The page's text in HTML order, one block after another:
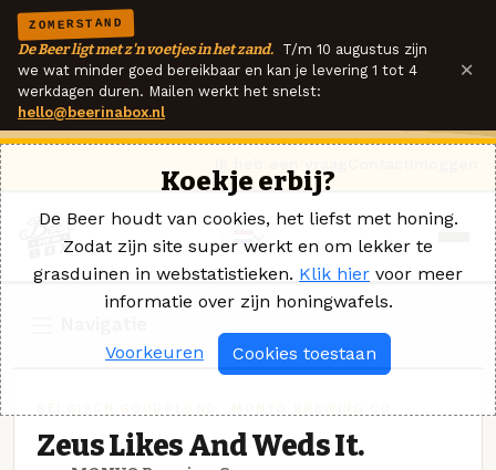
ZOMERSTAND
De Beer ligt met z'n voetjes in het zand. T/m 10 augustus zijn
we wat minder goed bereikbaar en kan je levering 1 tot 4
werkdagen duren. Mailen werkt het snelst:
hello@beerinabox.nl
×
Zeus Likes And Weds It.
Koekje erbij?
De Beer houdt van cookies, het liefst met honing.
Zodat zijn site super werkt en om lekker te
grasduinen in webstatistieken. Klik hier voor meer
informatie over zijn honingwafels.
Voorkeuren Cookies toestaan